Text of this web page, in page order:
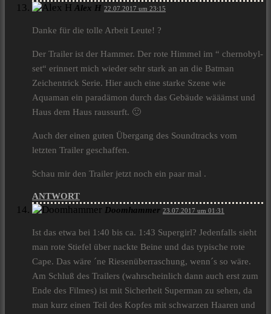
Alex H 22.07.2017 um 23:15
Danke für die tolle Arbeit Leute! ?
Der Trailer ist der Hammer. Der rote Himmel im “ chernobyl-
set“ erinnert mich wieder sehr stark an an die Batman
Zeichentrick Serie. Hier auch eine starke Szene wie
Aquaman ein paradämon durch das Gebäude wääämst und
Haus dem Haus raussurft. 🙂
Auch der einen guten Übergang des Soundtracks vom
letzten Trailer geschaffen.
Schau mir den Trailer jetzt noch ein paar mal .
ANTWORT
Doomhammer 23.07.2017 um 01:31
Ist das etwa bei 1:40 bis ca. 1:43 Supergirl? Jedenfalls sieht
man rote Stiefel über nackte Beine und das typische rote
Cape. Das wäre ´ne Riesenüberraschung, wenn´s so wäre.
Am Schluß des Trailers (wahrscheinlich dann auch erst zum
Ende des Filmes) ist mit Sicherheit Superman zu sehen, da
man kurz einen Teil des Kopfes mit schwarzen Haaren und